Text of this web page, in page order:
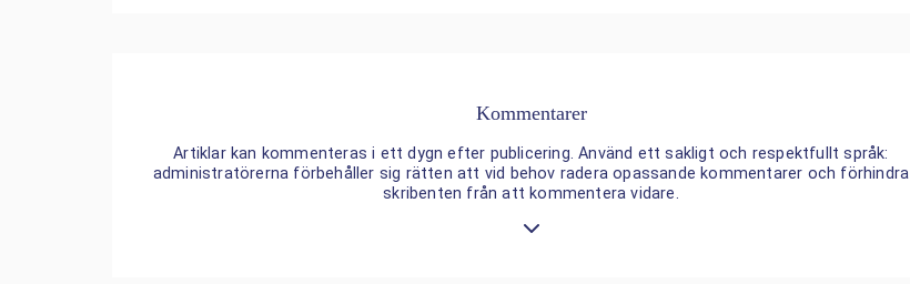
Kommentarer
Artiklar kan kommenteras i ett dygn efter publicering. Använd ett sakligt och respektfullt språk:
administratörerna förbehåller sig rätten att vid behov radera opassande kommentarer och förhindra
skribenten från att kommentera vidare.